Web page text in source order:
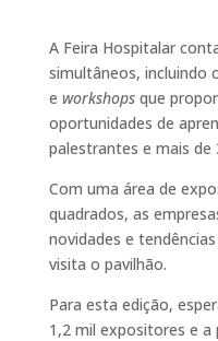
A Feira Hospitalar
simultâneos, incluindo
e workshops que
oportunidades de
palestrantes e mais de
Com uma área de
quadrados, as
novidades e
visita o pavilhão.
Para esta edição,
1,2 mil expositores e a